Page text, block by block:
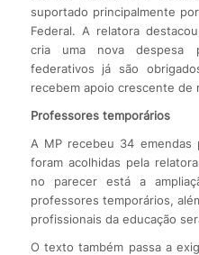
suportado principalmente
Federal. A relatora
cria uma nova despesa
federativos já são
recebem apoio crescente de
Professores temporários
A MP recebeu 34 emendas
foram acolhidas pela
no parecer está a
professores temporários,
profissionais da educação
O texto também passa a